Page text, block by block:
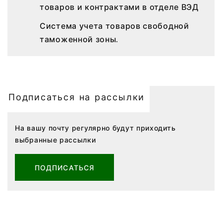
товаров и контрактами в отделе ВЭД
Система учета товаров свободной
таможенной зоны.
Подписаться на рассылки
На вашу почту регулярно будут приходить
выбранные рассылки
ПОДПИСАТЬСЯ